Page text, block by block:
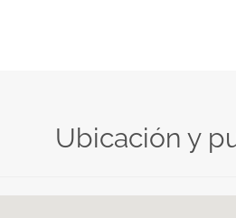
Ubicación y